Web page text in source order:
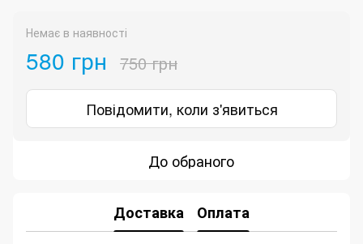
Немає в наявності
580 грн 750 грн
Повідомити, коли з'явиться
До обраного
Доставка Оплата